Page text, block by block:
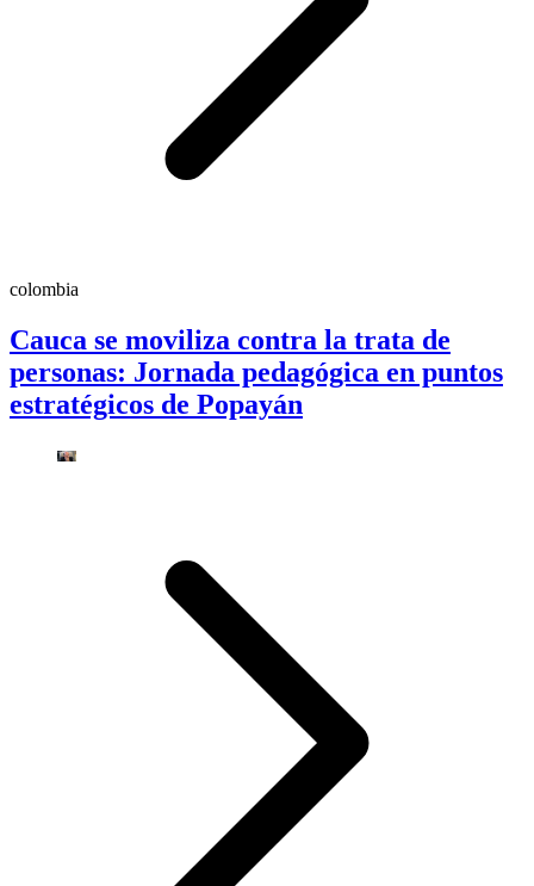
colombia
Cauca se moviliza contra la trata de
personas: Jornada pedagógica en puntos
estratégicos de Popayán